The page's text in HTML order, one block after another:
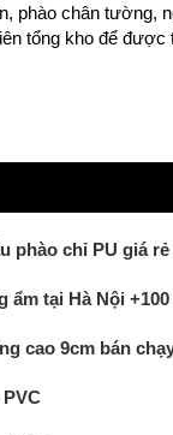
phào chân tường,
tổng kho để
phào chỉ PU giá rẻ
ẩm tại Hà Nội
cao 9cm bán